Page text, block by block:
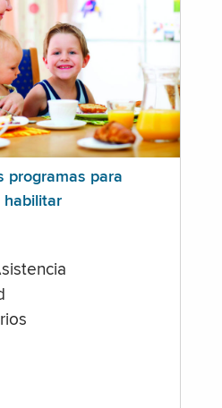
programas para
habilitar